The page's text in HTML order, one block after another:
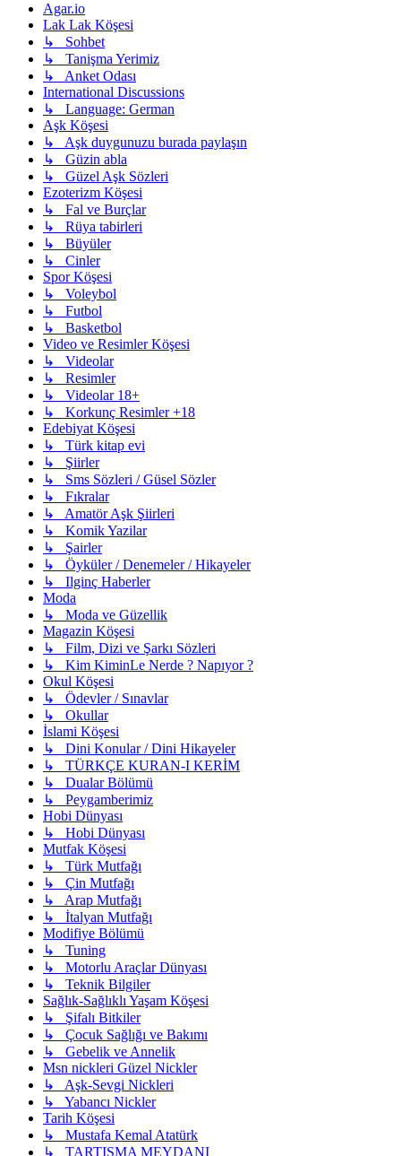
Agar.io
Lak Lak Köşesi
↳ Sohbet
↳ Tanişma Yerimiz
↳ Anket Odası
International Discussions
↳ Language: German
Aşk Köşesi
↳ Aşk duygunuzu burada paylaşın
↳ Güzin abla
↳ Güzel Aşk Sözleri
Ezoterizm Köşesi
↳ Fal ve Burçlar
↳ Rüya tabirleri
↳ Büyüler
↳ Cinler
Spor Köşesi
↳ Voleybol
↳ Futbol
↳ Basketbol
Video ve Resimler Köşesi
↳ Videolar
↳ Resimler
↳ Videolar 18+
↳ Korkunç Resimler +18
Edebiyat Köşesi
↳ Türk kitap evi
↳ Şiirler
↳ Sms Sözleri / Güsel Sözler
↳ Fıkralar
↳ Amatör Aşk Şiirleri
↳ Komik Yazilar
↳ Şairler
↳ Öyküler / Denemeler / Hikayeler
↳ Ilginç Haberler
Moda
↳ Moda ve Güzellik
Magazin Köşesi
↳ Film, Dizi ve Şarkı Sözleri
↳ Kim KiminLe Nerde ? Napıyor ?
Okul Köşesi
↳ Ödevler / Sınavlar
↳ Okullar
İslami Köşesi
↳ Dini Konular / Dini Hikayeler
↳ TÜRKÇE KURAN-I KERİM
↳ Dualar Bölümü
↳ Peygamberimiz
Hobi Dünyası
↳ Hobi Dünyası
Mutfak Köşesi
↳ Türk Mutfağı
↳ Çin Mutfağı
↳ Arap Mutfağı
↳ İtalyan Mutfağı
Modifiye Bölümü
↳ Tuning
↳ Motorlu Araçlar Dünyası
↳ Teknik Bilgiler
Sağlık-Sağlıklı Yaşam Köşesi
↳ Şifalı Bitkiler
↳ Çocuk Sağlığı ve Bakımı
↳ Gebelik ve Annelik
Msn nickleri Güzel Nickler
↳ Aşk-Sevgi Nickleri
↳ Yabancı Nickler
Tarih Köşesi
↳ Mustafa Kemal Atatürk
↳ TARTIŞMA MEYDANI